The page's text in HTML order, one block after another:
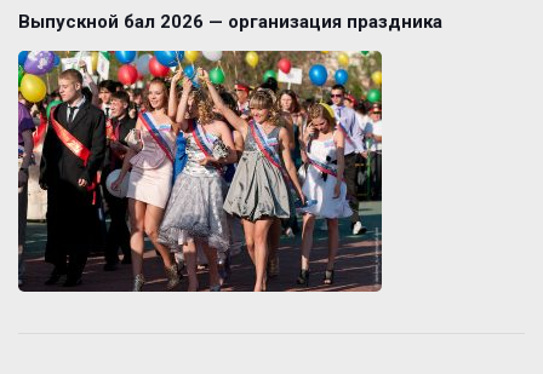
Выпускной бал 2026 — организация праздника